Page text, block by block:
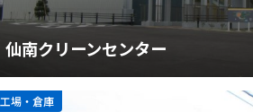
仙南クリーンセンター
工場・倉庫